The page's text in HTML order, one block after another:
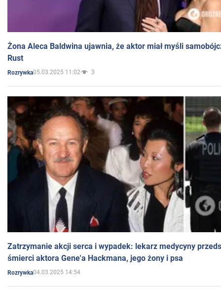
Żona Aleca Baldwina ujawnia, że aktor miał myśli
Rust
Rozrywka05.03.2025 11:02 3
Zatrzymanie akcji serca i wypadek: lekarz medycyny
śmierci aktora Gene'a Hackmana, jego żony i psa
Rozrywka04.03.2025 14:54